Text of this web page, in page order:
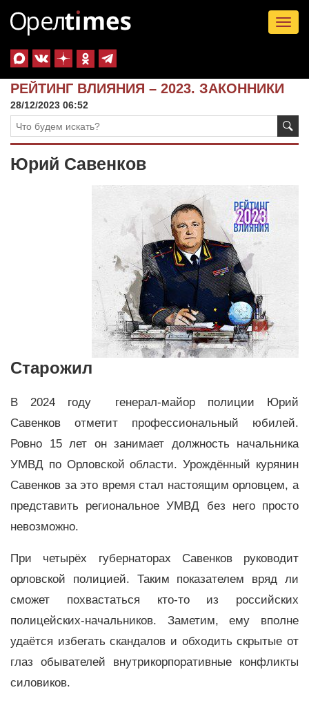
РЕЙТИНГ ВЛИЯНИЯ – 2023. ЗАКОННИКИ
28/12/2023 06:52
Юрий Савенков
Старожил
В 2024 году генерал-майор полиции Юрий
Савенков отметит профессиональный юбилей.
Ровно 15 лет он занимает должность начальника
УМВД по Орловской области. Урождённый курянин
Савенков за это время стал настоящим орловцем, а
представить региональное УМВД без него просто
невозможно.
При четырёх губернаторах Савенков руководит
орловской полицией. Таким показателем вряд ли
сможет похвастаться кто-то из российских
полицейских-начальников. Заметим, ему вполне
удаётся избегать скандалов и обходить скрытые от
глаз обывателей внутрикорпоративные конфликты
силовиков.